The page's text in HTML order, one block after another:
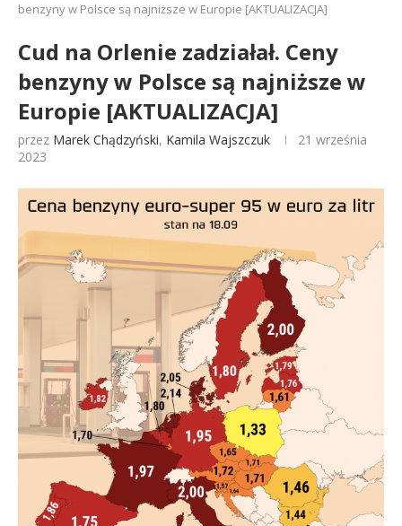
benzyny w Polsce są najniższe w Europie [AKTUALIZACJA]
Cud na Orlenie zadziałał. Ceny
benzyny w Polsce są najniższe w
Europie [AKTUALIZACJA]
przez Marek Chądzyński, Kamila Wajszczuk
21 września
2023